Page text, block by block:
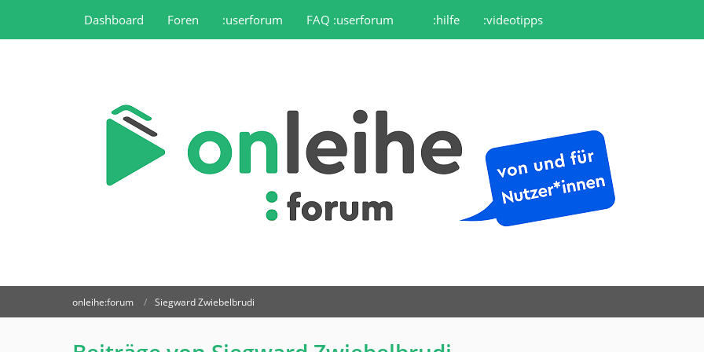
Dashboard Foren :userforum FAQ :userforum :hilfe :videotipps
onleihe:forum Siegward Zwiebelbrudi